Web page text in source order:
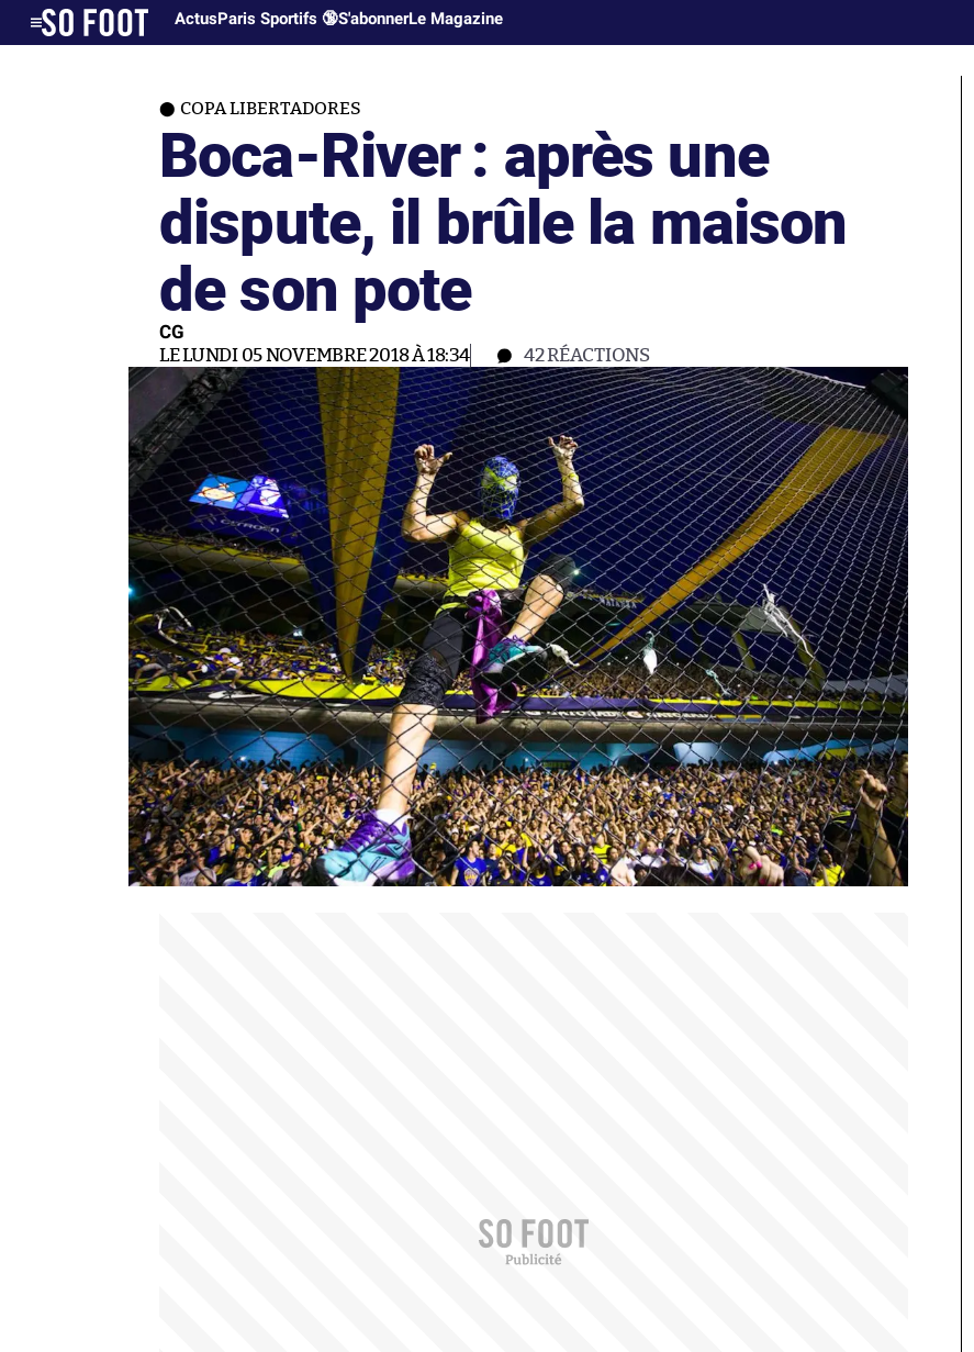
ActusParis Sportifs 🔞S'abonnerLe Magazine
COPA LIBERTADORES
Boca-River : après une
dispute, il brûle la maison
de son pote
CG
LE LUNDI 05 NOVEMBRE 2018 À 18:34 42RÉACTIONS